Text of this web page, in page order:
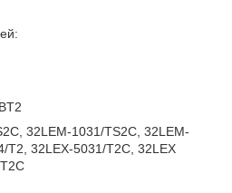
32LEM-1031/TS2C, 32LEM-
T2, 32LEX-5031/T2C, 32LEX